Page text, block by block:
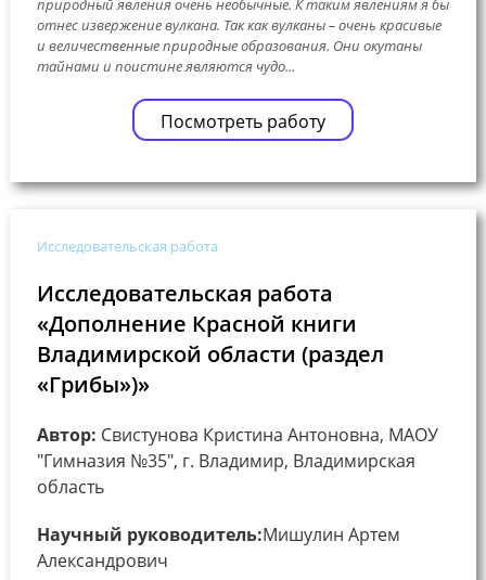
природный явления очень необычные. К таким явлениям я бы
отнес извержение вулкана. Так как вулканы – очень красивые
и величественные природные образования. Они окутаны
тайнами и поистине являются чудо...
Посмотреть работу
Исследовательская работа
Исследовательская работа
«Дополнение Красной книги
Владимирской области (раздел
«Грибы»)»
Автор: Свистунова Кристина Антоновна, МАОУ
"Гимназия №35", г. Владимир, Владимирская
область
Научный руководитель:Мишулин Артем
Александрович